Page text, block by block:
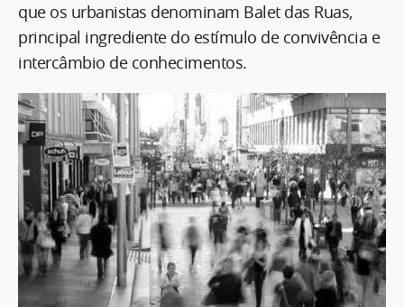
que os urbanistas denominam Balet das Ruas,
principal ingrediente do estímulo de convivência e
intercâmbio de conhecimentos.